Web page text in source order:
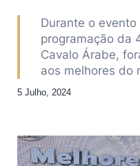
Durante o
programação da
Cavalo Árabe,
aos melhores do
5 Julho, 2024